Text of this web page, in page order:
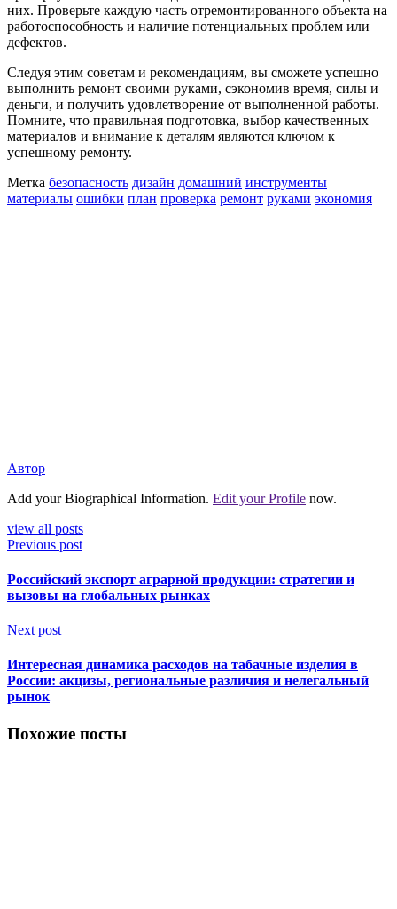
них. Проверьте каждую часть отремонтированного объекта на
работоспособность и наличие потенциальных проблем или
дефектов.
Следуя этим советам и рекомендациям, вы сможете успешно
выполнить ремонт своими руками, сэкономив время, силы и
деньги, и получить удовлетворение от выполненной работы.
Помните, что правильная подготовка, выбор качественных
материалов и внимание к деталям являются ключом к
успешному ремонту.
Метка безопасность дизайн домашний инструменты
материалы ошибки план проверка ремонт руками экономия
Автор
Add your Biographical Information. Edit your Profile now.
view all posts
Previous post
Российский экспорт аграрной продукции: стратегии и
вызовы на глобальных рынках
Next post
Интересная динамика расходов на табачные изделия в
России: акцизы, региональные различия и нелегальный
рынок
Похожие посты